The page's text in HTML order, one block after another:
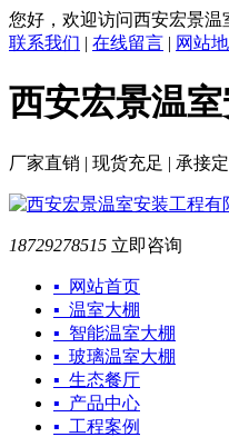
您好，欢迎访问西安宏景温
联系我们 | 在线留言 | 网站
西安宏景温
厂家直销 | 现货充足 | 承接定
18729278515 立即咨询
▪ 网站首页
▪ 温室大棚
▪ 智能温室大棚
▪ 玻璃温室大棚
▪ 生态餐厅
▪ 产品中心
▪ 工程案例